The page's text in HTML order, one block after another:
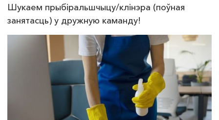
Шукаем прыбіральшчыцу/клінэра (поўная
занятасць) у дружную каманду!